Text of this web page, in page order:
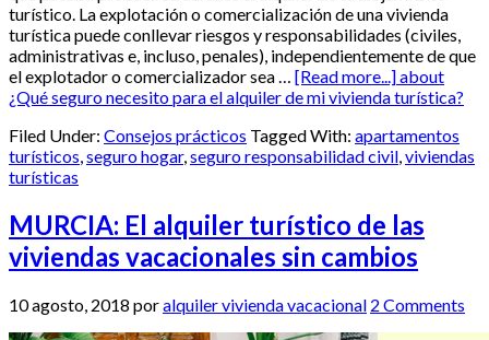
turístico. La explotación o comercialización de una vivienda
turística puede conllevar riesgos y responsabilidades (civiles,
administrativas e, incluso, penales), independientemente de que
el explotador o comercializador sea … [Read more...]about
¿Qué seguro necesito para el alquiler de mi vivienda turística?
Filed Under: Consejos prácticos Tagged With: apartamentos
turísticos seguro hogar, seguro responsabilidad civil viviendas
turísticas
MURCIA: El alquiler turístico de las
viviendas vacacionales sin cambios
10 agosto, 2018 poralquiler vivienda vacacional 2 Comments